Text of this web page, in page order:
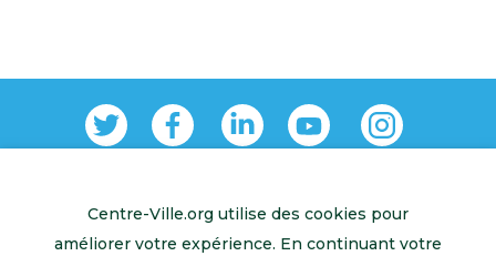
Retour à l’accueil Mentions légales Contactez-nous
Centre-Ville.org utilise des cookies pour
améliorer votre expérience. En continuant votre